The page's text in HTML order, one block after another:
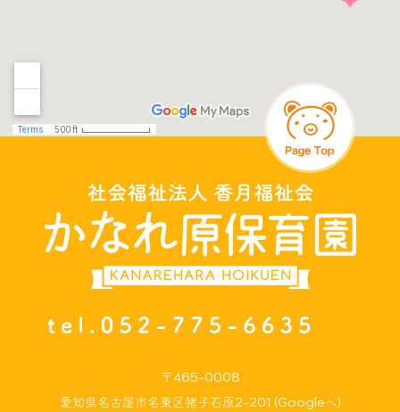
〒465-0008
愛知県名古屋市名東区猪子石原2-201 (Googleへ)